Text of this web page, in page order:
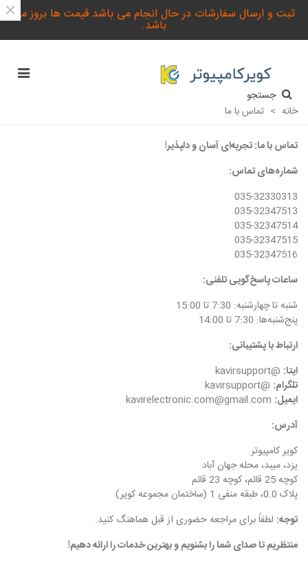
ثبت و ارسال سفارشات در حال انجام می باشد.قیمت ها بروز می
باشد.
×
جستجو
خانه > تماس با ما
تماس با ما: تجربه‌ای آسان و دلپذیر!
شماره‌های تماس:
035-32330313
035-32347513
035-32347514
035-32347515
035-32347516
ساعات پاسخ‌گویی تلفنی:
شنبه تا چهارشنبه: 7:30 تا 15:00
پنج‌شنبه‌ها: 7:30 تا 14:00
ارتباط با پشتیبانی:
ایتا: @kavirsupport
تلگرام: @kavirsupport
ایمیل: kavirelectronic.com@gmail.com
آدرس:
کویر کامپیوتر
یزد، میبد، محله جهان آباد
کوچه 25 قائم، کوچه 23 قائم
پلاک 0.0، طبقه منفی 1 (ساختمان مجموعه کویر)
توجه: لطفاً برای مراجعه حضوری از قبل هماهنگ کنید.
منتظریم تا صدای شما را بشنویم و بهترین خدمات را ارائه دهیم!